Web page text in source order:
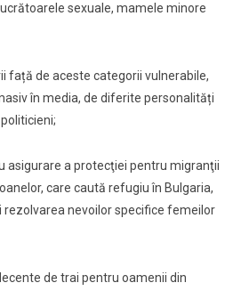
sexuale, mamele minore
față de aceste categorii vulnerabile,
în media, de diferite personalități
asigurare a protecţiei pentru migranţii
care caută refugiu în Bulgaria,
rezolvarea nevoilor specifice femeilor
de trai pentru oamenii din